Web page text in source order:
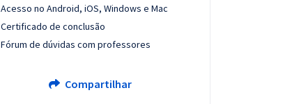
Acesso no Android, iOS, Windows e Mac
Certificado de conclusão
Fórum de dúvidas com professores
Compartilhar